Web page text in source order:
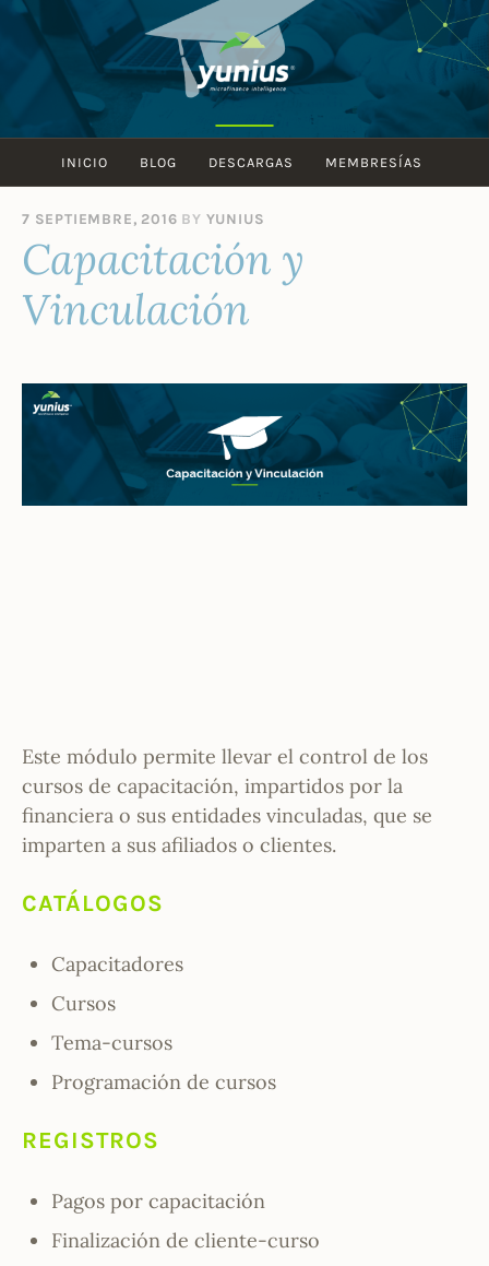
Skip
INICIO BLOG DESCARGAS MEMBRESÍAS
7 SEPTIEMBRE, 2016 BY YUNIUS
Capacitación y
Vinculación
Este módulo permite llevar el control de los
cursos de capacitación, impartidos por la
financiera o sus entidades vinculadas, que se
imparten a sus afiliados o clientes.
CATÁLOGOS
Capacitadores
Cursos
Tema-cursos
Programación de cursos
REGISTROS
Pagos por capacitación
Finalización de cliente-curso